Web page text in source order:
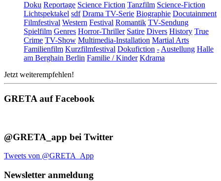
Doku Reportage Science Fiction Tanzfilm Science-Fiction
Lichtspektakel sdf Drama TV-Serie Biographie Docutainment
Filmfestival Western Festival Romantik TV-Sendung
Spielfilm Genres Horror-Thriller Satire Divers History True
Crime TV-Show Multimedia-Installation Martial Arts
Familienfilm Kurzfilmfestival Dokufiction -Austellung Halle
am Berghain Berlin Familie / Kinder Kdrama
Jetzt weiterempfehlen!
GRETA auf Facebook
@GRETA_app bei Twitter
Tweets von @GRETA_App
Newsletter anmeldung